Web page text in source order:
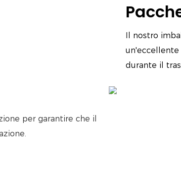
Il nostro
un'eccellente
durante il
per garantire che il